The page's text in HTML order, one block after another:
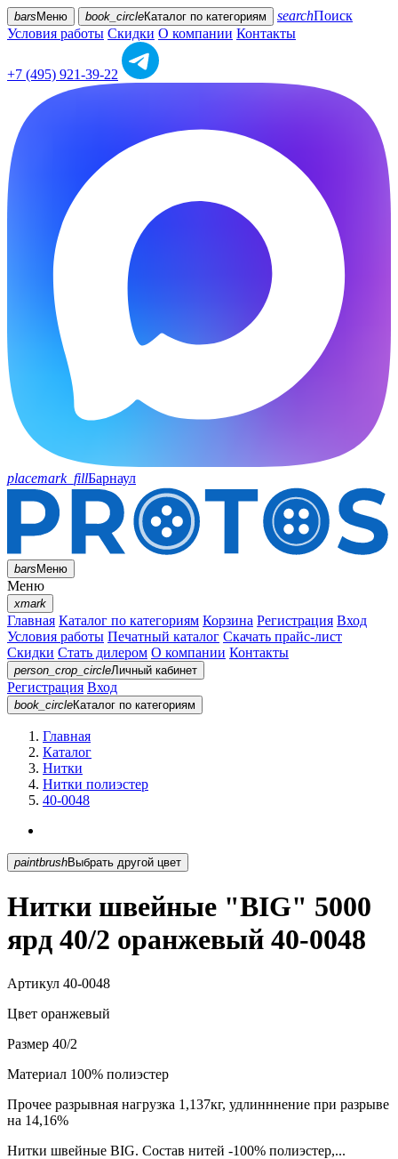
bars Меню book_circleКаталог по категориям searchПоиск
Условия работы Скидки О компании Контакты
+7 (495) 921-39-22
placemark_fillБарнаул
barsМеню
Меню
xmark
Главная Каталог по категориям Корзина Регистрация Вход
Условия работы Печатный каталог Скачать прайс-лист
Скидки Стать дилером О компании Контакты
person_crop_circleЛичный кабинет
Регистрация Вход
book_circleКаталог по категориям
Главная
Каталог
Нитки
Нитки полиэстер
40-0048
paintbrush Выбрать другой цвет
Нитки швейные "BIG" 5000
ярд 40/2 оранжевый 40-0048
Артикул 40-0048
Цвет оранжевый
Размер 40/2
Материал 100% полиэстер
Прочее разрывная нагрузка 1,137кг, удлинннение при разрыве
на 14,16%
Нитки швейные BIG. Состав нитей -100% полиэстер,...